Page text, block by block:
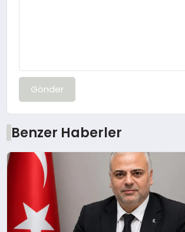
Gönder
Benzer Haberler